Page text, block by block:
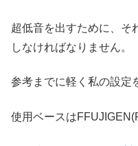
超低音を出すために、そ
しなければなりません。
参考までに軽く私の設定
使用ベースは